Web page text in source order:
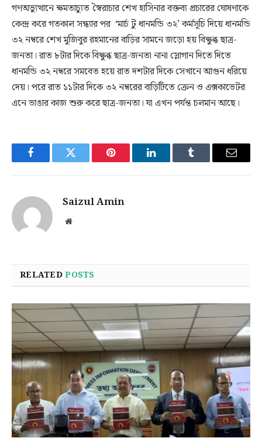
গণঅভ্যুত্থানে ক্ষমতাচ্যুত স্বৈরাচার শেখ হাসিনার বক্তব্য প্রচারের ঘোষণাকে
কেন্দ্র করে গতকাল সন্ধ্যার পর ‘মার্চ টু ধানমন্ডি ৩২’ কর্মসূচি দিয়ে ধানমন্ডি
৩২ নম্বরে শেখ মুজিবুর রহমানের বাড়ির সামনে জড়ো হয় বিক্ষুব্ধ ছাত্র-
জনতা। রাত ৮টার দিকে বিক্ষুব্ধ ছাত্র-জনতা নানা স্লোগান দিতে দিতে
ধানমন্ডি ৩২ নম্বরে সমবেত হয়ে রাত দশটার দিকে সেখানে আগুন ধরিয়ে
দেয়। পরে রাত ১১টার দিকে ৩২ নম্বরের বাড়িটিতে ক্রেন ও এক্সকাভেটর
এনে ভাঙার কাজ শুরু করে ছাত্র-জনতা। যা এখন পর্যন্ত চলমান আছে।
FacebookTwitter Pinterest LinkedInTumblr Email
Saizul Amin
Website
RELATEDPOSTS